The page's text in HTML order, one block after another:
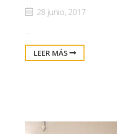
28 junio, 2017
...
LEER MÁS